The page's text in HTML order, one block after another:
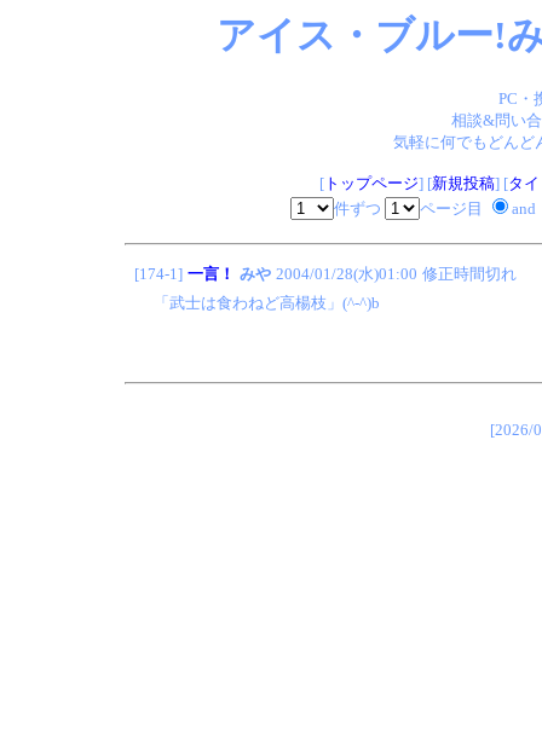
アイス・ブルー!
PC・
相談&問い
気軽に何でもどん
[トップページ] [新規投稿] [タ
件ずつ
ページ目 and
[174-1] 一言！ みや 2004/01/28(水)01:00 修正時間切れ
「武士は食わねど高楊枝」(^-^)b
[2026/